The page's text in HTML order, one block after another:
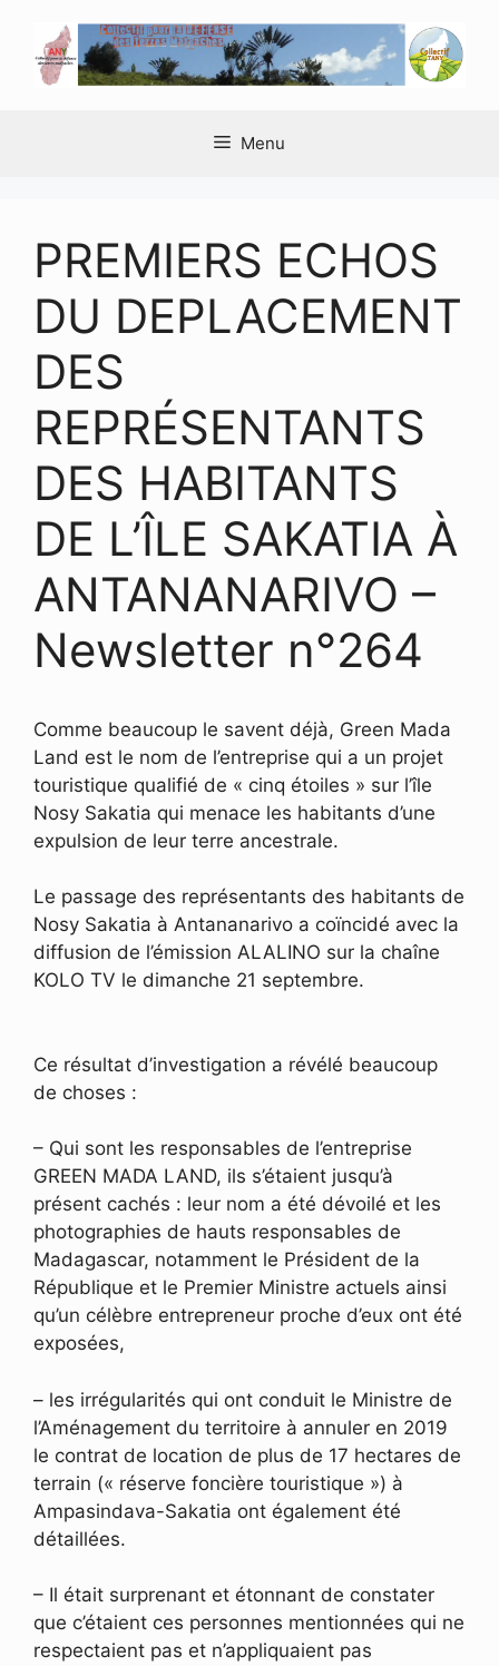
contenu
Menu
PREMIERS ECHOS
DU DEPLACEMENT
DES
REPRÉSENTANTS
DES HABITANTS
DE L’ÎLE SAKATIA À
ANTANANARIVO –
Newsletter n°264
Comme beaucoup le savent déjà, Green Mada
Land est le nom de l’entreprise qui a un projet
touristique qualifié de « cinq étoiles » sur l’île
Nosy Sakatia qui menace les habitants d’une
expulsion de leur terre ancestrale.
Le passage des représentants des habitants de
Nosy Sakatia à Antananarivo a coïncidé avec la
diffusion de l’émission ALALINO sur la chaîne
KOLO TV le dimanche 21 septembre.
Ce résultat d’investigation a révélé beaucoup
de choses :
– Qui sont les responsables de l’entreprise
GREEN MADA LAND, ils s’étaient jusqu’à
présent cachés : leur nom a été dévoilé et les
photographies de hauts responsables de
Madagascar, notamment le Président de la
République et le Premier Ministre actuels ainsi
qu’un célèbre entrepreneur proche d’eux ont été
exposées,
– les irrégularités qui ont conduit le Ministre de
l’Aménagement du territoire à annuler en 2019
le contrat de location de plus de 17 hectares de
terrain (« réserve foncière touristique ») à
Ampasindava-Sakatia ont également été
détaillées.
– Il était surprenant et étonnant de constater
que c’étaient ces personnes mentionnées qui ne
respectaient pas et n’appliquaient pas